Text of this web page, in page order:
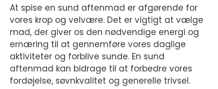
At spise en sund aftenmad er afgørende for
vores krop og velvære. Det er vigtigt at vælge
mad, der giver os den nødvendige energi og
ernæring til at gennemføre vores daglige
aktiviteter og forblive sunde. En sund
aftenmad kan bidrage til at forbedre vores
fordøjelse, søvnkvalitet og generelle trivsel.